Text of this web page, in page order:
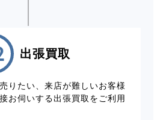
出張買取
りたい、来店が難しいお客様
お伺いする出張買取をご利用